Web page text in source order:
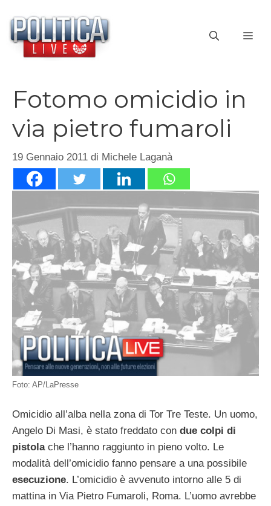
contenuto
Fotomo omicidio in
via pietro fumaroli
19 Gennaio 2011 di Michele Laganà
Foto: AP/LaPresse
Omicidio all’alba nella zona di Tor Tre Teste. Un uomo,
Angelo Di Masi, è stato freddato con due colpi di
pistolache l’hanno raggiunto in pieno volto. Le
modalità dell’omicidio fanno pensare a una possibile
esecuzione. L’omicidio è avvenuto intorno alle 5 di
mattina in Via Pietro Fumaroli, Roma. L’uomo avrebbe